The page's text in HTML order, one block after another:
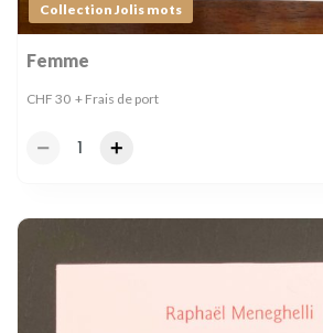
Collection Jolis mots
Femme
CHF 30 + Frais de port